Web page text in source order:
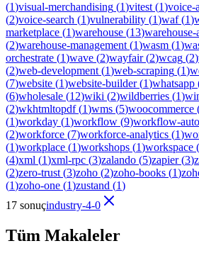
(1)visual-merchandising (1)vitest (1)voice-
(2)voice-search (1)vulnerability (1)waf(1)
marketplace (1)warehouse (13)
(2)warehouse-management (1)wasm (1)
orchestrate (1)wave (2)wayfair(2)wcag (2)
(2)web-development (1)web-scraping (1)
(7)website (1)website-builder(1)whatsapp
(6)wholesale (12)wiki (2)wildberries (1)
(2)wkhtmltopdf(1)wms (5)woocommerce
(1)workday (1)workflow (9)workflow-
(2)workforce (7)workforce-analytics (1)
(1)workplace (1)workshops (1)workspace (
(4)xml (1)xml-rpc (3)zalando (5)zapier(3)
(2)zero-trust (3)zoho (2)zoho-books (1)
(1)zoho-one (1)zustand (1)
17 sonuçindustry-4-0
Tüm Makaleler